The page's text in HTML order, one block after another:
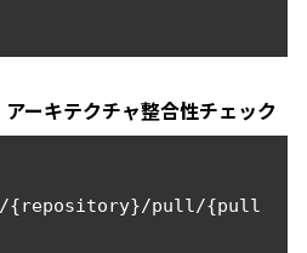
ーキテクチャ整合性チェック
{repository}/pull/{pull